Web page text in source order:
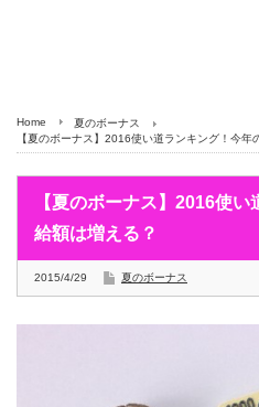
Home
夏のボーナス
【夏のボーナス】2016使い道ランキング！今年
【夏のボーナス】2016使
給額は増える？
2015/4/29 夏のボーナス